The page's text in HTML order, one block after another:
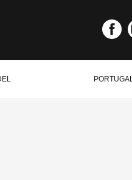
PORTUGAL